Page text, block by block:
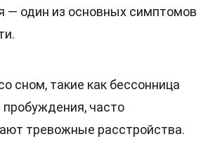
— один из основных симптомов
сном, такие как бессонница
часто
тревожные расстройства.